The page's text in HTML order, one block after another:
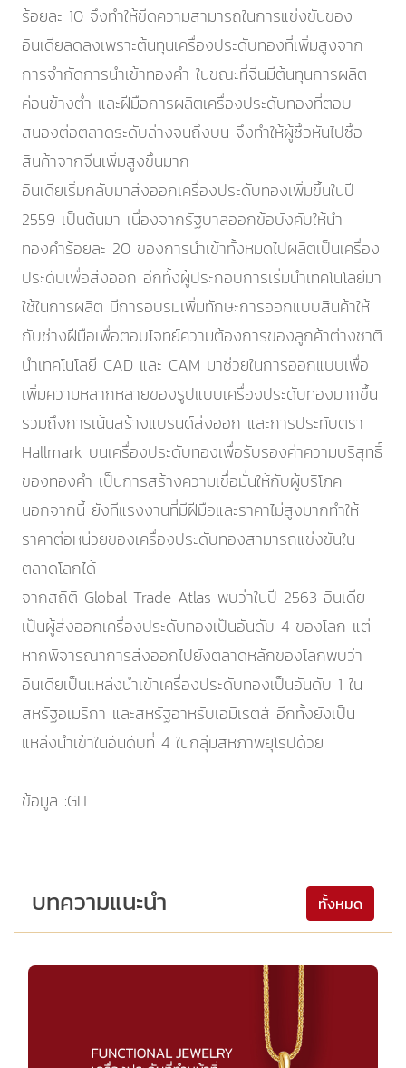
ร้อยละ 10 จึงทำให้ขีดความสามารถในการแข่งขันของ
อินเดียลดลงเพราะต้นทุนเครื่องประดับทองที่เพิ่มสูงจาก
การจำกัดการนำเข้าทองคำ ในขณะที่จีนมีต้นทุนการผลิต
ค่อนข้างต่ำ และฝีมือการผลิตเครื่องประดับทองที่ตอบ
สนองต่อตลาดระดับล่างจนถึงบน จึงทำให้ผู้ซื้อหันไปซื้อ
สินค้าจากจีนเพิ่มสูงขึ้นมาก
อินเดียเริ่มกลับมาส่งออกเครื่องประดับทองเพิ่มขึ้นในปี
2559 เป็นต้นมา เนื่องจากรัฐบาลออกข้อบังคับให้นำ
ทองคำร้อยละ 20 ของการนำเข้าทั้งหมดไปผลิตเป็นเครื่อง
ประดับเพื่อส่งออก อีกทั้งผู้ประกอบการเริ่มนำเทคโนโลยีมา
ใช้ในการผลิต มีการอบรมเพิ่มทักษะการออกแบบสินค้าให้
กับช่างฝีมือเพื่อตอบโจทย์ความต้องการของลูกค้าต่างชาติ
นำเทคโนโลยี CAD และ CAM มาช่วยในการออกแบบเพื่อ
เพิ่มความหลากหลายของรูปแบบเครื่องประดับทองมากขึ้น
รวมถึงการเน้นสร้างแบรนด์ส่งออก และการประทับตรา
Hallmark บนเครื่องประดับทองเพื่อรับรองค่าความบริสุทธิ์
ของทองคำ เป็นการสร้างความเชื่อมั่นให้กับผู้บริโภค
นอกจากนี้ ยังทีแรงงานที่มีฝีมือและราคาไม่สูงมากทำให้
ราคาต่อหน่วยของเครื่องประดับทองสามารถแข่งขันใน
ตลาดโลกได้
จากสถิติ Global Trade Atlas พบว่าในปี 2563 อินเดีย
เป็นผู้ส่งออกเครื่องประดับทองเป็นอันดับ 4 ของโลก แต่
หากพิจารณาการส่งออกไปยังตลาดหลักของโลกพบว่า
อินเดียเป็นแหล่งนำเข้าเครื่องประดับทองเป็นอันดับ 1 ใน
สหรัฐอเมริกา และสหรัฐอาหรับเอมิเรตส์ อีกทั้งยังเป็น
แหล่งนำเข้าในอันดับที่ 4 ในกลุ่มสหภาพยุโรปด้วย
ข้อมูล :GIT
บทความแนะนำ ทั้งหมด